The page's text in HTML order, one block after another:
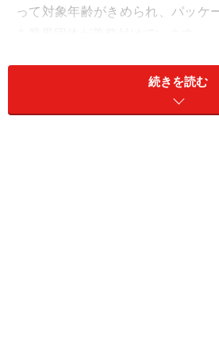
って対象年齢がきめられ、パッケ
その中でも、CERO「D」とCERO
重要で、「D」は17歳以上対象、
続きを読む